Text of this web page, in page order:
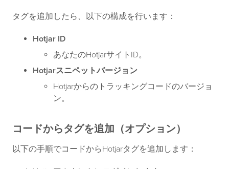
タグを追加したら、以下の構成を行います：
Hotjar ID
あなたのHotjarサイトID。
Hotjarスニペットバージョン
Hotjarからのトラッキングコードのバージョ
ン。
コードからタグを追加（オプション）
以下の手順でコードからHotjarタグを追加します：